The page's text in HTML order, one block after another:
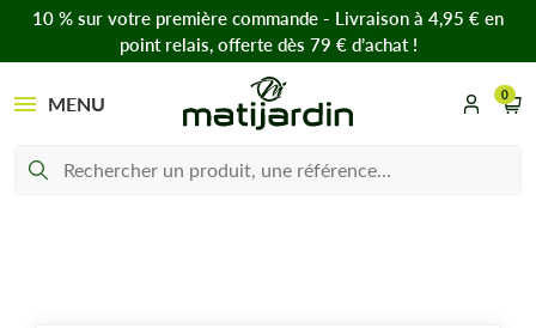
10 % sur votre première commande - Livraison à 4,95 € en
point relais, offerte dès 79 € d’achat !
MENU 0